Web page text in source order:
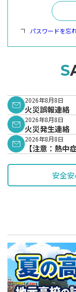
パスワードを忘
2026年8月8日
火災誤報連絡
2026年8月8日
火災発生連絡
2026年8月8日
【注意：熱中
安全